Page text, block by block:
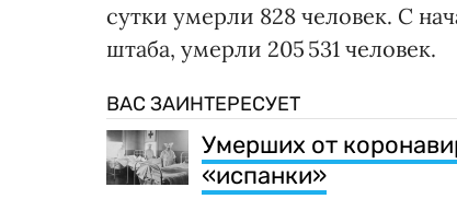
сутки умерли 828 человек. С
штаба, умерли 205 531 человек.
ВАС ЗАИНТЕРЕСУЕТ
Умерших от
«испанки»